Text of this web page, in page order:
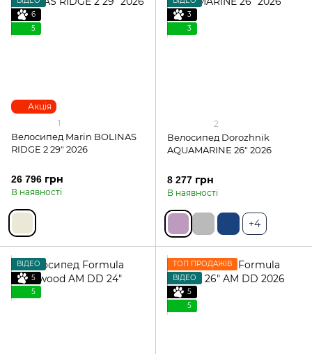
Акція
6
5
1
Велосипед Marin BOLINAS
RIDGE 2 29" 2026
26 796 грн
В наявності
3
3
2
Велосипед Dorozhnik
AQUAMARINE 26" 2026
8 277 грн
В наявності
+4
ВІДЕО
5
5
ТОП ПРОДАЖІВ
ВІДЕО
5
5